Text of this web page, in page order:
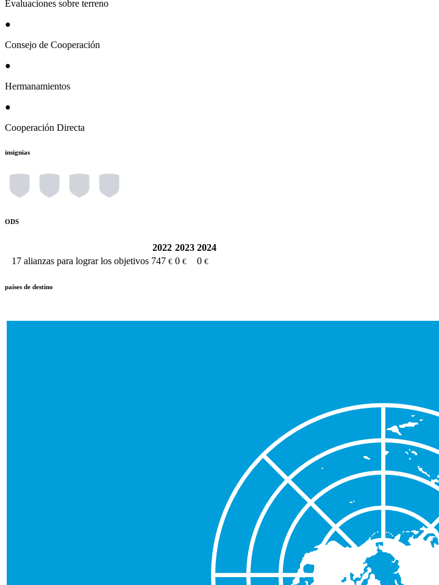
Evaluaciones sobre terreno
●
Consejo de Cooperación
●
Hermanamientos
●
Cooperación Directa
insignias
ODS
2022 2023 2024
17 alianzas para lograr los objetivos 747 € 0 € 0 €
países de destino